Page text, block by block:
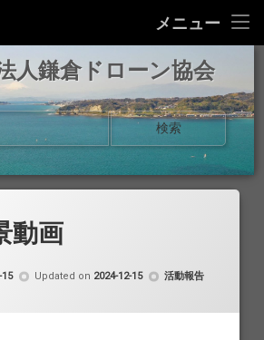
メニュー
人鎌倉ドローン協会
動画
15 Updated on 2024-12-15
by鎌倉ドローン協会
カテゴリー:
活動報告